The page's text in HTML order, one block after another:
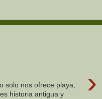
›
solo nos ofrece playa,
historia antigua y